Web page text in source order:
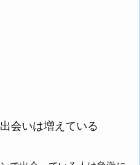
会いは増えている